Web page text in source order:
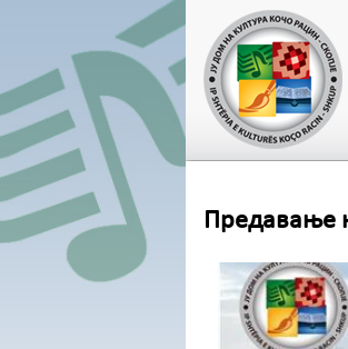
Предавање